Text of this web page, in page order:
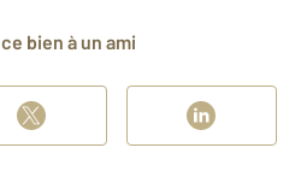
ce bien à un ami